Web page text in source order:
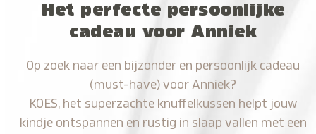
Het perfecte persoonlijke
cadeau voor Anniek
Op zoek naar een bijzonder en persoonlijk cadeau
(must-have) voor Anniek?
KOES, het superzachte knuffelkussen helpt jouw
kindje ontspannen en rustig in slaap vallen met een